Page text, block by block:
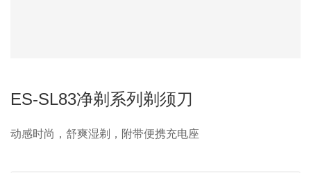
ES-SL83净剃系列剃须刀
动感时尚，舒爽湿剃，附带便携充电座